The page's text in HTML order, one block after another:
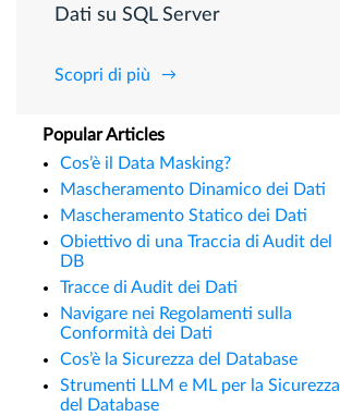
Dati su SQL Server
Scopri di più
Popular Articles
Cos’è il Data Masking?
Mascheramento Dinamico dei Dati
Mascheramento Statico dei Dati
Obiettivo di una Traccia di Audit del
DB
Tracce di Audit dei Dati
Navigare nei Regolamenti sulla
Conformità dei Dati
Cos’è la Sicurezza del Database
Strumenti LLM e ML per la Sicurezza
del Database